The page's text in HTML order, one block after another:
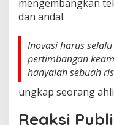
mengembangkan
dan andal.
Inovasi harus
pertimbangan
hanyalah sebuah
ungkap seorang
Reaksi